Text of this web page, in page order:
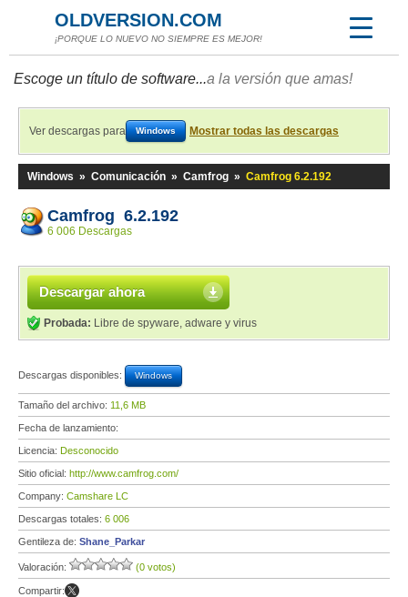
OLDVERSION.COM
¡PORQUE LO NUEVO NO SIEMPRE ES MEJOR!
Escoge un título de software...a la versión que amas!
Ver descargas para Windows Mostrar todas las descargas
Windows » Comunicación » Camfrog » Camfrog 6.2.192
Camfrog 6.2.192
6 006 Descargas
Descargar ahora
Probada: Libre de spyware, adware y virus
Descargas disponibles: Windows
Tamaño del archivo: 11,6 MB
Fecha de lanzamiento:
Licencia: Desconocido
Sitio oficial: http://www.camfrog.com/
Company: Camshare LC
Descargas totales: 6 006
Gentileza de: Shane_Parkar
Valoración: (0 votos)
Compartir: